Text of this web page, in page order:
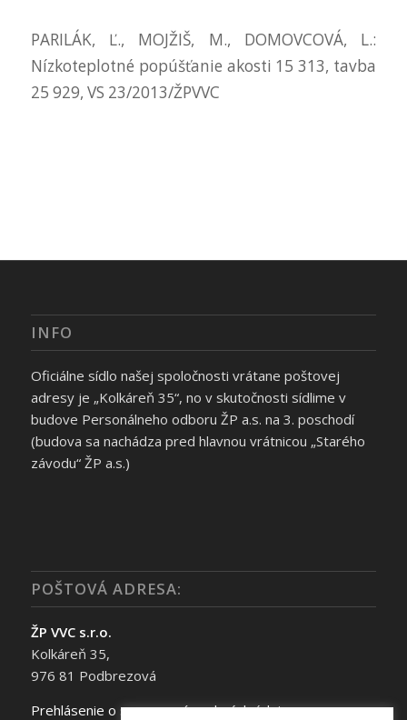
PARILÁK, Ľ., MOJŽIŠ, M., DOMOVCOVÁ, L.:
Nízkoteplotné popúšťanie akosti 15 313, tavba
25 929, VS 23/2013/ŽPVVC
INFO
Oficiálne sídlo našej spoločnosti vrátane poštovej
adresy je „Kolkáreň 35“, no v skutočnosti sídlime v
budove Personálneho odboru ŽP a.s. na 3. poschodí
(budova sa nachádza pred hlavnou vrátnicou „Starého
závodu“ ŽP a.s.)
POŠTOVÁ ADRESA:
ŽP VVC s.r.o.
Kolkáreň 35,
976 81 Podbrezová
Prehlásenie o spracovaní osobných údajov